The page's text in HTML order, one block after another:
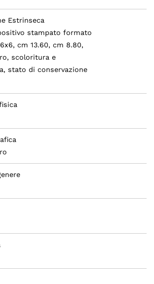
Estrinseca
stampato formato
cm 13.60, cm 8.80,
scoloritura e
stato di conservazione